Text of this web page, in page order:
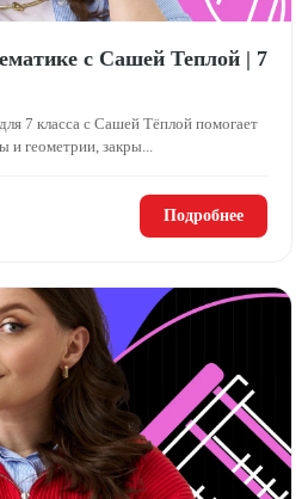
с Сашей Теплой | 7
7 класса с Сашей Тёплой помогает
геометрии, закры...
Подробнее